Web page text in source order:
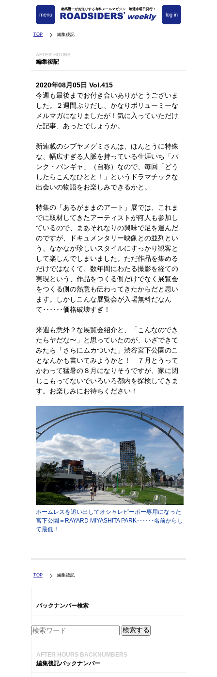
都築響一がお送りする有料メールマガジン 毎週水曜日発行！
log in
menu
TOP 編集後記
AFTER HOURS
編集後記
2020年08月05日 Vol.415
今週も最後までお付き合いありがとうございま
した。２週間ぶりだし、かなりボリューミーな
メルマガになりましたが！気に入っていただけ
た記事、あったでしょうか。
新連載のシブヤメグミさんは、ほんとうに特殊
な、幅広すぎる人脈を持っている生涯いち「パ
ンク・バンギャ」（自称）なので、毎回「どう
したらこんなひとと！」というドラマチックな
出会いの物語をお楽しみできるかと。
特集の「あるがままのアート」展では、これま
でに取材してきたアーティストが何人も参加し
ているので、まあそれなりの興味で足を運んだ
のですが、ドキュメンタリー映像との並列とい
う、なかなか珍しいスタイルにすっかり観客と
して楽しんでしまいました。ただ作品を集める
だけではなくて、数年間にわたる撮影を経ての
実現という、作品をつくる側だけでなく展覧会
をつくる側の熱意も伝わってきたからだと思い
ます。しかしこんな展覧会が入場無料だなん
て･･････価格破壊すぎ！
来週も意外？な展覧会紹介と、「こんなのでき
たらヤだな〜」と思っていたのが、いざできて
みたら「さらにムカついた」渋谷宮下公園のこ
となんかも書いてみようかと！ ７月とうって
かわって猛暑の８月になりそうですが、家に閉
じこもってないでいろいろ都内を探検してきま
す。お楽しみにお待ちください！
ホームレスを追い出してオシャレピーポー専用になった
宮下公園＝RAYARD MIYASHITA PARK･･････名前からし
て最低！
TOP 編集後記
バックナンバー検索
AFTER HOURS BACKNUMBERS
編集後記バックナンバー